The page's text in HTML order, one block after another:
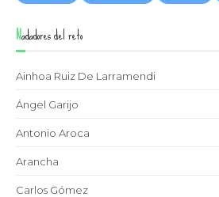
Nadadores del reto
Ainhoa Ruiz De Larramendi
Ángel Garijo
Antonio Aroca
Arancha
Carlos Gómez